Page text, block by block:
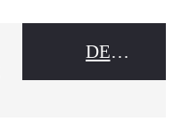
DEALER NAME